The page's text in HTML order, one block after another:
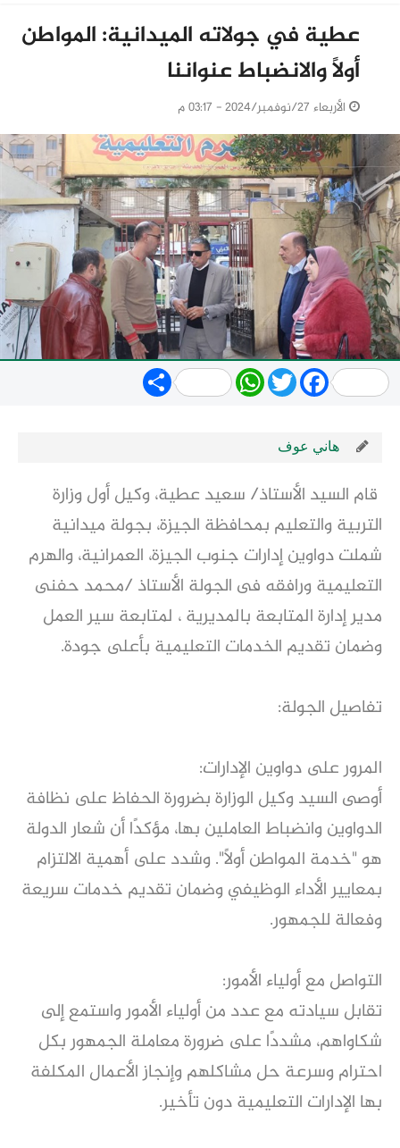
عطية في جولاته الميدانية: المواطن
أولًا والانضباط عنواننا
الأربعاء 27/نوفمبر/2024 - 03:17 م
Share WhatsApp
TwitterFacebook
هاني عوف
قام السيد الأستاذ/ سعيد عطية، وكيل أول وزارة
التربية والتعليم بمحافظة الجيزة، بجولة ميدانية
شملت دواوين إدارات جنوب الجيزة، العمرانية، والهرم
التعليمية ورافقه فى الجولة الأستاذ /محمد حفنى
مدير إدارة المتابعة بالمديرية ، لمتابعة سير العمل
وضمان تقديم الخدمات التعليمية بأعلى جودة.
تفاصيل الجولة:
المرور على دواوين الإدارات:
أوصى السيد وكيل الوزارة بضرورة الحفاظ على نظافة
الدواوين وانضباط العاملين بها، مؤكدًا أن شعار الدولة
هو "خدمة المواطن أولًا". وشدد على أهمية الالتزام
بمعايير الأداء الوظيفي وضمان تقديم خدمات سريعة
وفعالة للجمهور.
التواصل مع أولياء الأمور:
تقابل سيادته مع عدد من أولياء الأمور واستمع إلى
شكاواهم، مشددًا على ضرورة معاملة الجمهور بكل
احترام وسرعة حل مشاكلهم وإنجاز الأعمال المكلفة
بها الإدارات التعليمية دون تأخير.